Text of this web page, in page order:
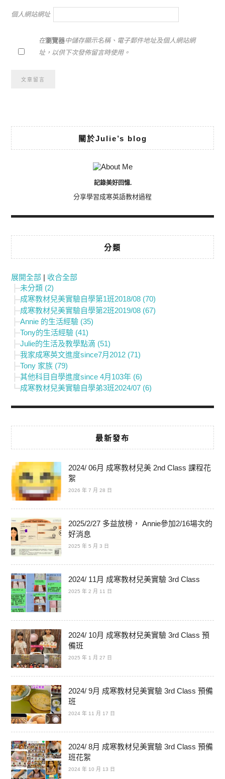
個人網站網址
在瀏覽器中儲存顯示名稱、電子郵件地址及個人網站網
址，以供下次發佈留言時使用。
關於Julie’s blog
記錄美好回憶.
分享學習成寒英語教材過程
分類
展開全部
收合全部
未分類 (2)
成寒教材兒美實驗自學第1班2018/08 (70)
成寒教材兒美實驗自學第2班2019/08 (67)
Annie 的生活經驗 (35)
Tony的生活經驗 (41)
Julie的生活及教學點滴 (51)
我家成寒英文進度since7月2012 (71)
Tony 家族 (79)
其他科目自學進度since 4月103年 (6)
成寒教材兒美實驗自學弟3班2024/07 (6)
最新發布
2024/ 06月 成寒教材兒美 2nd Class 課程花
絮
2026 年 7 月 28 日
2025/2/27 多益放榜， Annie參加2/16場次的
好消息
2025 年 5 月 3 日
2024/ 11月 成寒教材兒美實驗 3rd Class
2025 年 2 月 11 日
2024/ 10月 成寒教材兒美實驗 3rd Class 預
備班
2025 年 1 月 27 日
2024/ 9月 成寒教材兒美實驗 3rd Class 預備
班
2024 年 11 月 17 日
2024/ 8月 成寒教材兒美實驗 3rd Class 預備
班花絮
2024 年 10 月 13 日